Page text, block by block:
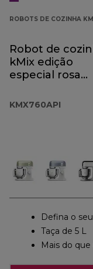
ROBOTS DE COZINHA
Robot de
kMix edição
especial rosa
KMX760API
Defina o
Taça de 5 L
Mais do